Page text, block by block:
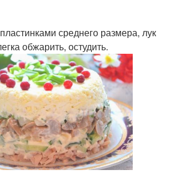
среднего размера, лук
обжарить, остудить.